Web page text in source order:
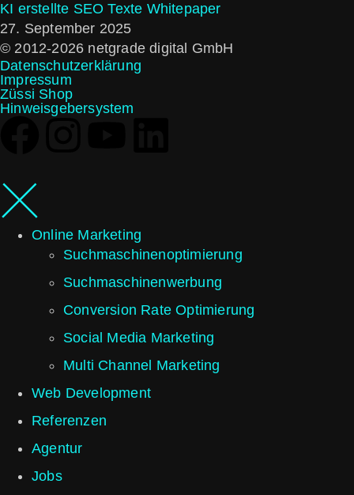
KI erstellte SEO Texte Whitepaper
27. September 2025
© 2012-2026 netgrade digital GmbH
Datenschutzerklärung
Impressum
Züssi Shop
Hinweisgebersystem
Online Marketing
Such­maschinen­optimierung
Such­maschinen­werbung
Conversion Rate Optimierung
Social Media Marketing
Multi Channel Marketing
Web Development
Referenzen
Agentur
Jobs